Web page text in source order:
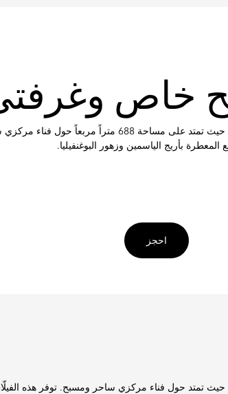
خاص
تُعد فيلات أورينتال المكونة من غرفتي نوم ملاذاً
بأريج الياسمين وزهور البوغنفيليا.
احجز
حيث تمتد حول فناء مركزي ساحر ومسبح. توفر هذه